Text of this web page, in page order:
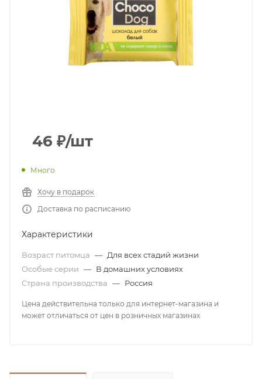
46 ₽/шт
Много
Хочу в подарок
Доставка по расписанию
Характеристики
Возраст питомца — Для всех стадий жизни
Особые серии — В домашних условиях
Страна производства — Россия
Цена действительна только для интернет-магазина и
может отличаться от цен в розничных магазинах